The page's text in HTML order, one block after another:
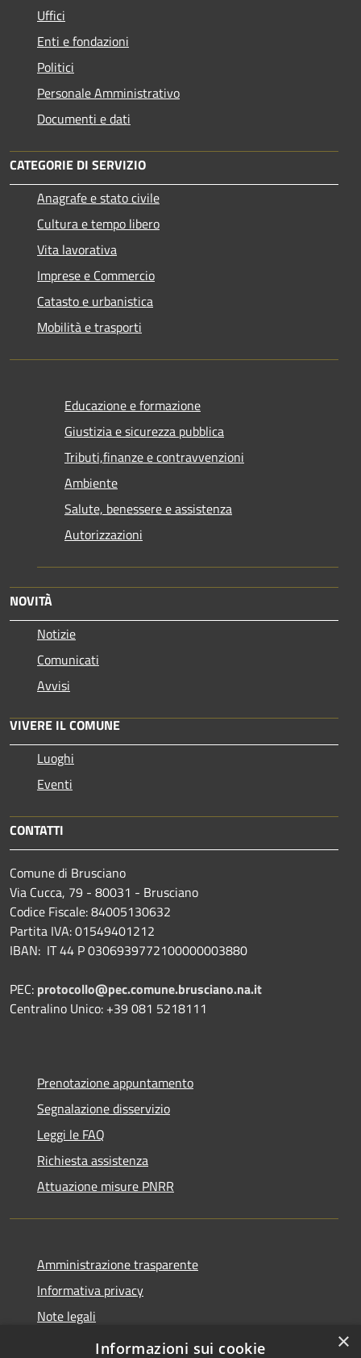
Uffici
Enti e fondazioni
Politici
Personale Amministrativo
Documenti e dati
CATEGORIE DI SERVIZIO
Anagrafe e stato civile
Cultura e tempo libero
Vita lavorativa
Imprese e Commercio
Catasto e urbanistica
Mobilità e trasporti
Educazione e formazione
Giustizia e sicurezza pubblica
Tributi,finanze e contravvenzioni
Ambiente
Salute, benessere e assistenza
Autorizzazioni
NOVITÀ
Notizie
Comunicati
Avvisi
VIVERE IL COMUNE
Luoghi
Eventi
CONTATTI
Comune di Brusciano
Via Cucca, 79 - 80031 - Brusciano
Codice Fiscale: 84005130632
Partita IVA: 01549401212
IBAN: IT 44 P 0306939772100000003880
PEC: protocollo@pec.comune.brusciano.na.it
Centralino Unico: +39 081 5218111
Prenotazione appuntamento
Segnalazione disservizio
Leggi le FAQ
Richiesta assistenza
Attuazione misure PNRR
Amministrazione trasparente
Informativa privacy
Note legali
Dichiarazione di accessibilità
×
Informazioni sui cookie